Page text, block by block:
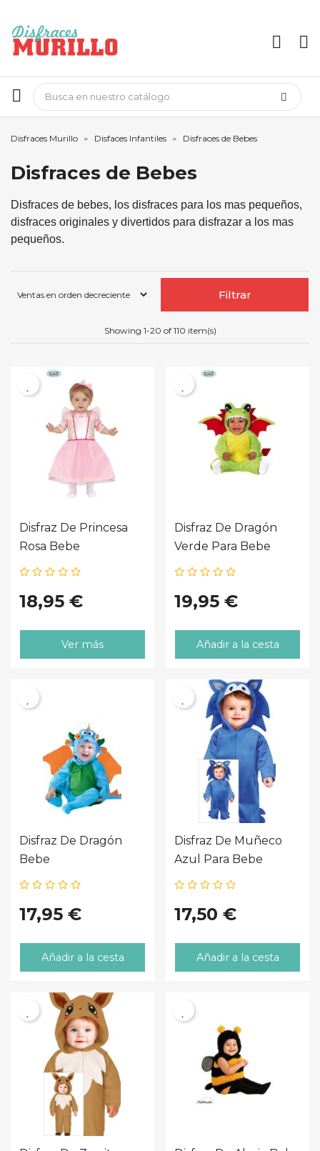
Disfraces Murillo Disfaces Infantiles Disfraces de Bebes
Disfraces de Bebes
Disfraces de bebes, los disfraces para los mas pequeños,
disfraces originales y divertidos para disfrazar a los mas
pequeños.
Filtrar
Showing 1-20 of 110 item(s)
Disfraz De Princesa
Rosa Bebe
18,95 €
Ver más
Disfraz De Dragón
Verde Para Bebe
19,95 €
Añadir a la cesta
Disfraz De Dragón
Bebe
17,95 €
Añadir a la cesta
Disfraz De Muñeco
Azul Para Bebe
17,50 €
Añadir a la cesta